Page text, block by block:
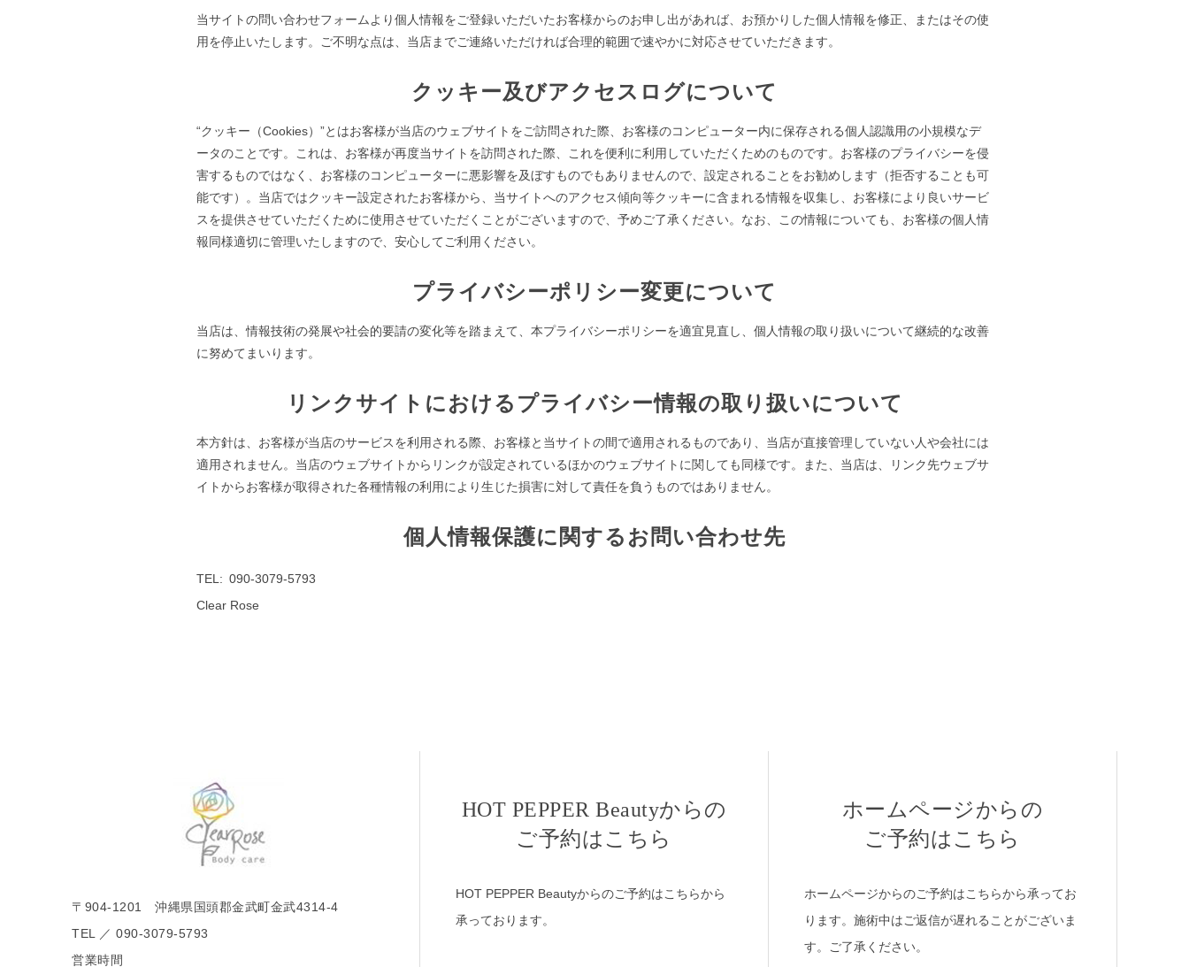
当サイトの問い合わせフォームより個人情報をご登録いただいたお客様からのお申し出があれば、お預かりした個人情報を修正、またはその使
用を停止いたします。ご不明な点は、当店までご連絡いただければ合理的範囲で速やかに対応させていただきます。
クッキー及びアクセスログについて
“クッキー（Cookies）”とはお客様が当店のウェブサイトをご訪問された際、お客様のコンピューター内に保存される個人認識用の小規模なデ
ータのことです。これは、お客様が再度当サイトを訪問された際、これを便利に利用していただくためのものです。お客様のプライバシーを侵
害するものではなく、お客様のコンピューターに悪影響を及ぼすものでもありませんので、設定されることをお勧めします（拒否することも可
能です）。当店ではクッキー設定されたお客様から、当サイトへのアクセス傾向等クッキーに含まれる情報を収集し、お客様により良いサービ
スを提供させていただくために使用させていただくことがございますので、予めご了承ください。なお、この情報についても、お客様の個人情
報同様適切に管理いたしますので、安心してご利用ください。
プライバシーポリシー変更について
当店は、情報技術の発展や社会的要請の変化等を踏まえて、本プライバシーポリシーを適宜見直し、個人情報の取り扱いについて継続的な改善
に努めてまいります。
リンクサイトにおけるプライバシー情報の取り扱いについて
本方針は、お客様が当店のサービスを利用される際、お客様と当サイトの間で適用されるものであり、当店が直接管理していない人や会社には
適用されません。当店のウェブサイトからリンクが設定されているほかのウェブサイトに関しても同様です。また、当店は、リンク先ウェブサ
イトからお客様が取得された各種情報の利用により生じた損害に対して責任を負うものではありません。
個人情報保護に関するお問い合わせ先
TEL
090-3079-5793
Clear Rose
〒904-1201 沖縄県国頭郡金武町金武4314-4
TEL ／ 090-3079-5793
営業時間
HOT PEPPER Beautyからの
ご予約はこちら
HOT PEPPER Beautyからのご予約はこちらから
承っております。
ホームページからの
ご予約はこちら
ホームページからのご予約はこちらから承ってお
ります。施術中はご返信が遅れることがございま
す。ご了承ください。